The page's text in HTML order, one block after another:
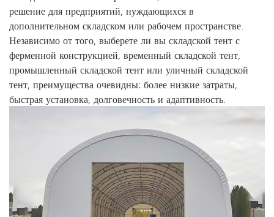
решение для предприятий, нуждающихся в
дополнительном складском или рабочем пространстве.
Независимо от того, выберете ли вы складской тент с
ферменной конструкцией, временный складской тент,
промышленный складской тент или уличный складской
тент, преимущества очевидны: более низкие затраты,
быстрая установка, долговечность и адаптивность.